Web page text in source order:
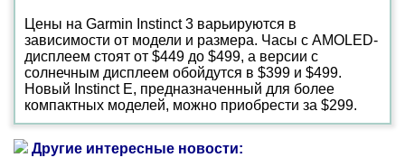
Цены на Garmin Instinct 3 варьируются в
зависимости от модели и размера. Часы с AMOLED-
дисплеем стоят от $449 до $499, а версии с
солнечным дисплеем обойдутся в $399 и $499.
Новый Instinct E, предназначенный для более
компактных моделей, можно приобрести за $299.
Другие интересные новости: